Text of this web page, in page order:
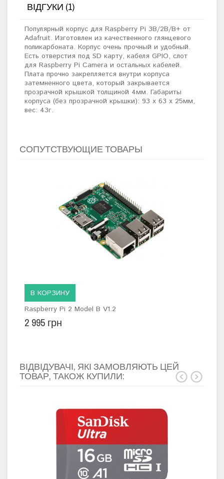
ВІДГУКИ (1)
Популярный корпус для Raspberry Pi 3B/2B/B+ от
Adafruit. Изготовлен из качественного глянцевого
поликарбоната. Корпус очень прочный и удобный.
Есть отверстия под SD карту, кабеля GPIO, слот
для Raspberry Pi Camera и остальных кабелей.
Плата прочно закрепляется внутри корпуса
затемненного цвета, который закрывается
прозрачной крышкой толщиной 4мм. Габариты
корпуса (без прозрачной крышки): 93 x 63 x 25мм,
вес: 43г.
СОПУТСТВУЮЩИЕ ТОВАРЫ
Raspberry Pi 2 Model B V1.2
2 995 грн
В КОРЗИНУ
ВІДВІДУВАЧІ, ЯКІ ЗАМОВЛЯЮТЬ ЦЕЙ
ТОВАР, ТАКОЖ КУПИЛИ: